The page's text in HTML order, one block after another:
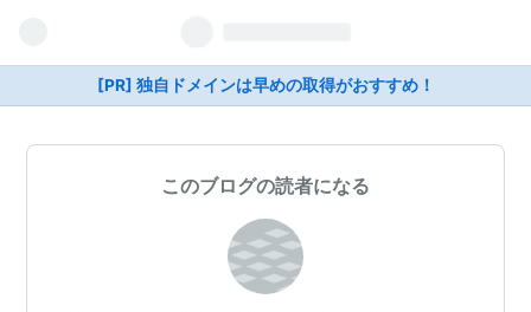
[PR] 独自ドメインは早めの取得がおすすめ！
このブログの読者になる